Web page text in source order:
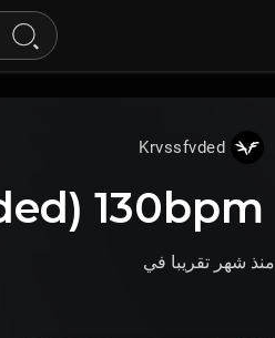
Krvssfvded
130bpm
منذ شهر تقريبا في